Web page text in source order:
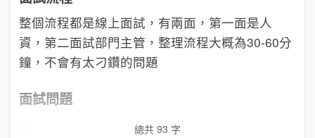
整個流程都是線上面試，有兩面，第一面是人
資，第二面試部門主管，整理流程大概為30-60分
鐘，不會有太刁鑽的問題
面試問題
總共 93 字